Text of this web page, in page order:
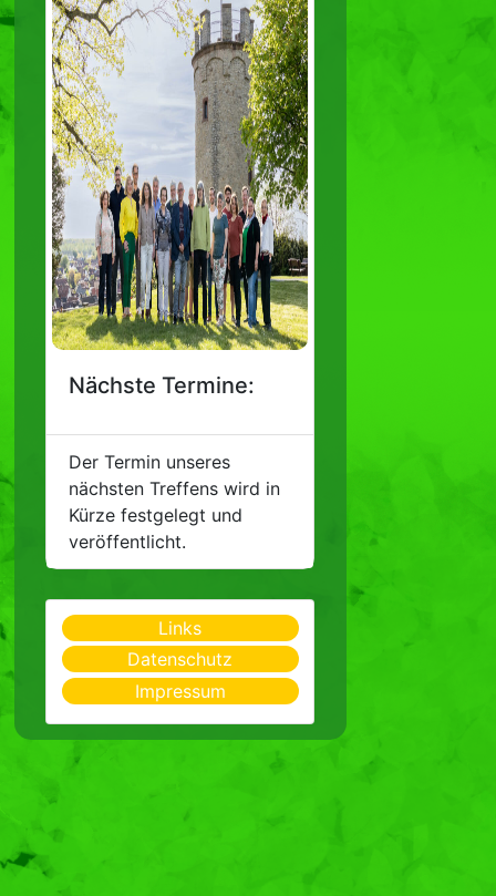
Nächste Termine:
Der Termin unseres
nächsten Treffens wird in
Kürze festgelegt und
veröffentlicht.
Links
Datenschutz
Impressum